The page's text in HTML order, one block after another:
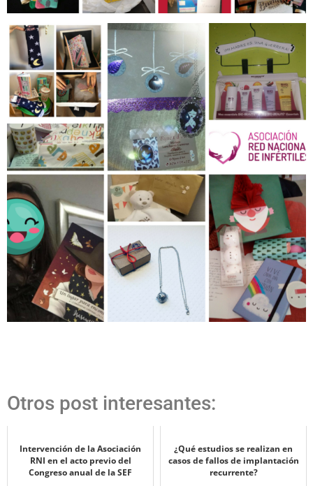
Otros post interesantes:
Intervención de la Asociación
RNI en el acto previo del
Congreso anual de la SEF
¿Qué estudios se realizan en
casos de fallos de implantación
recurrente?